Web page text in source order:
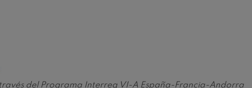
del Programa Interreg VI-A España-Francia-Andorra